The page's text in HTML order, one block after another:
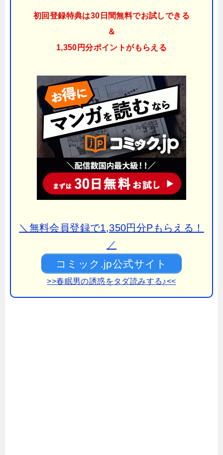
初回登録特典は30日間無料でお試しできる
＆
1,350円分ポイントがもらえる
＼無料会員登録で1,350円分Pもらえる！
／
コミック.jp公式サイト
>>春眠男の誘惑をタダ読みする♪<<